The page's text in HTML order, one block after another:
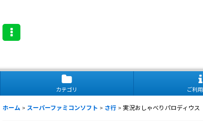
カテゴリ ご利
ホーム > スーパーファミコンソフト > さ行 > 実況おしゃべりパロディウス